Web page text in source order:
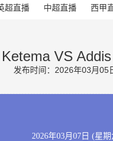
超直播 中超直播 西甲
VS
发布时间：2026年03月05
2026年03月07日 (星期